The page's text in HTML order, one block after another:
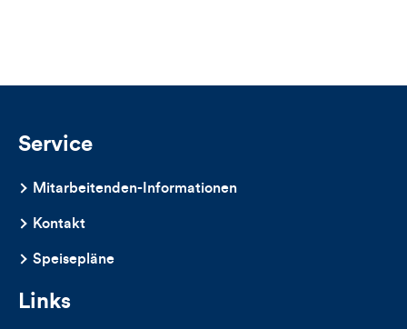
Service
Mitarbeitenden-Informationen
Kontakt
Speisepläne
Links